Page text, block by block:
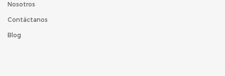
Nosotros
Contáctanos
Blog